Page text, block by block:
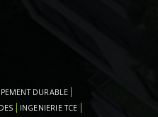
DURABLE
INGENIERIE TCE